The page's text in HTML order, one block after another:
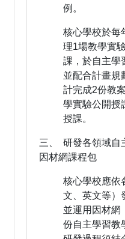
例。
核心學校於每
理1場教學實
課，於自主學
並配合計畫規
計完成2份教
學實驗公開授
授課。
三、 研發各領域自
因材網課程包
核心學校應依
文、英文等）
並運用因材網
份自主學習教